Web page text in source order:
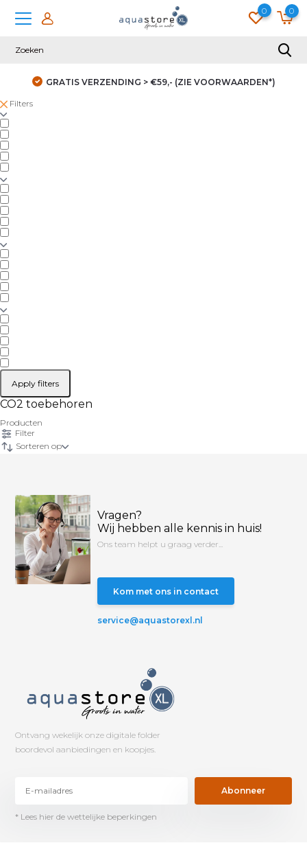
0 0
GRATIS VERZENDING > €59,- (ZIE VOORWAARDEN*)
Filters
Apply filters
CO2 toebehoren
Producten
Filter
Sorteren op
Vragen?
Wij hebben alle kennis in huis!
Ons team helpt u graag verder...
Kom met ons in contact
service@aquastorexl.nl
Ontvang wekelijk onze digitale folder
boordevol aanbiedingen en koopjes.
Abonneer
* Lees hier de wettelijke beperkingen